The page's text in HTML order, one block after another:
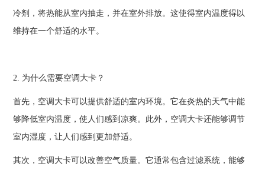
冷剂，将热能从室内抽走，并在室外排放。这使得室内温度得以
维持在一个舒适的水平。
2. 为什么需要空调大卡？
首先，空调大卡可以提供舒适的室内环境。它在炎热的天气中能
够降低室内温度，使人们感到凉爽。此外，空调大卡还能够调节
室内湿度，让人们感到更加舒适。
其次，空调大卡可以改善空气质量。它通常包含过滤系统，能够